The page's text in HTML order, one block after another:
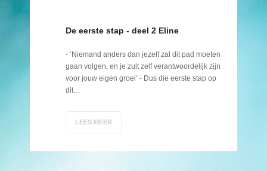
De eerste stap - deel 2 Eline
- ‘Niemand anders dan jezelf zal dit pad moeten
gaan volgen, en je zult zelf verantwoordelijk zijn
voor jouw eigen groei’ - Dus die eerste stap op
dit…
LEES MEER